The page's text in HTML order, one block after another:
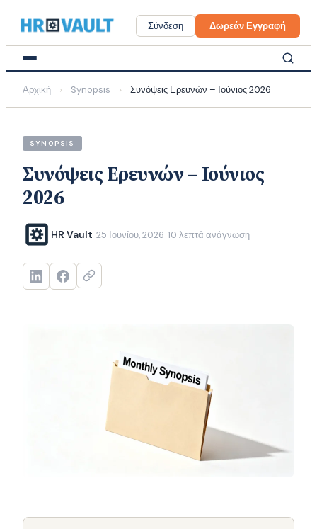
content
Σύνδεση Δωρεάν Εγγραφή
Αρχική › Synopsis › Συνόψεις Ερευνών – Ιούνιος 2026
SYNOPSIS
Συνόψεις Ερευνών – Ιούνιος
2026
HR Vault ·25 Ιουνίου, 2026 ·10 λεπτά ανάγνωση